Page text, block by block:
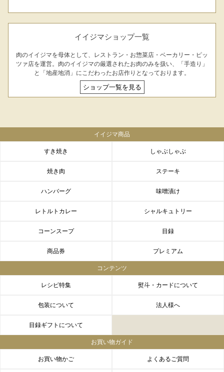
イイジマショップ一覧
肉のイイジマを母体として、レストラン・お惣菜店・ベーカリー・ピッ
ツァ店を運営。肉のイイジマの厳選されたお肉のみを扱い、「手造り」
と「地産地消」にこだわったお店作りとなっております。
ショップ一覧を見る
イイジマ商品
すき焼き しゃぶしゃぶ
焼き肉 ステーキ
ハンバーグ 味噌漬け
レトルトカレー シャルキュトリー
コーンスープ 目録
商品券 プレミアム
コンテンツ
レシピ特集 熨斗・カードについて
包装について 法人様へ
目録ギフトについて
お買い物ガイド
お買い物かご よくあるご質問